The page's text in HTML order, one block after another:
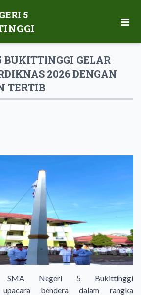
5
BUKITTINGGI GELAR
2026 DENGAN
TERTIB
SMA Negeri 5 Bukittinggi
upacara bendera dalam rangka